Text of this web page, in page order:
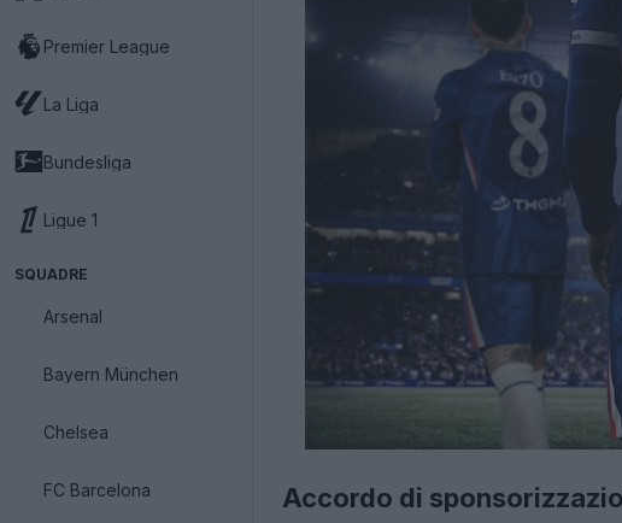
Premier League
La Liga
Bundesliga
Ligue 1
SQUADRE
Arsenal
Bayern München
Chelsea
FC Barcelona Accordo di